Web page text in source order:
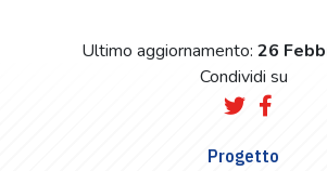
Ultimo aggiornamento: 26
Condividi su
Progetto